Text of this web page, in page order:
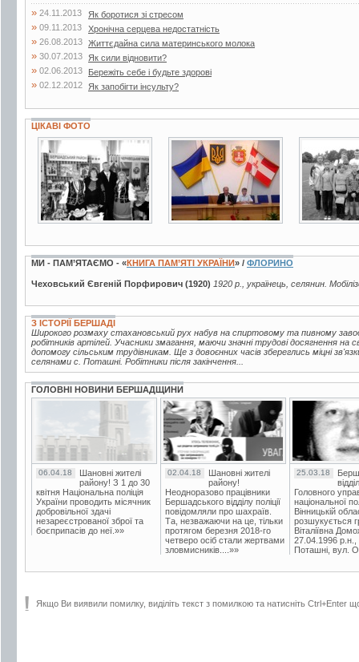
» 24.11.2013 Як боротися зі стресом
» 09.11.2013 Хронічна серцева недостатність
» 26.08.2013 Життєдайна сила материнського молока
» 30.07.2013 Як сили відновити?
» 02.06.2013 Бережіть себе і будьте здорові
» 02.12.2012 Як запобігти інсульту?
ЦІКАВІ ФОТО
2 фото 6 фото 2 фото
МИ - ПАМ’ЯТАЄМО - «КНИГА ПАМ’ЯТІ УКРАЇНИ» / ФЛОРИНО
Чеховський Євгеній Порфирович (1920) 1920 р., українець, селянин.
З ІСТОРІЇ БЕРШАДІ
Широкого розмаху стахановський рух набув на спиртовому та пивному
робітників артілей. Учасники змагання, маючи значні трудові досягнення на
допомогу сільським трудівникам. Ще з довоєнних часів збереглись міцні
селянами с. Поташні. Робітники після закінчення...
ГОЛОВНІ НОВИНИ БЕРШАДЩИНИ
06.04.18
Шановні жителі
району! З 1 до 30
квітня Національна поліція
України проводить місячник
добровільної здачі
незареєстрованої зброї та
боєприпасів до неї.»»
02.04.18
Шановні жителі
району!
Неодноразово працівники
Бершадського відділу поліції
повідомляли про шахраїв.
Та, незважаючи на це, тільки
протягом березня 2018-го
четверо осіб стали жертвами
зловмисників....»»
25.03.18
Головного
національної
Вінницькій
розшукується
Віталіївна
27.04.1996 р.н.,
Поташні, вул.
Якщо Ви виявили помилку, виділіть текст з помилкою та натисніть Ctrl+Enter